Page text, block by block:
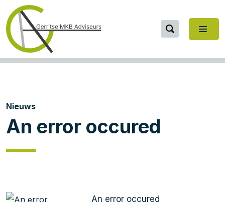
Nieuws
An error occured
An error occured